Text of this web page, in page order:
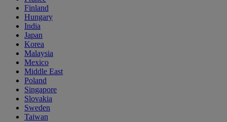
Finland
Hungary
India
Japan
Korea
Malaysia
Mexico
Middle East
Poland
Singapore
Slovakia
Sweden
Taiwan